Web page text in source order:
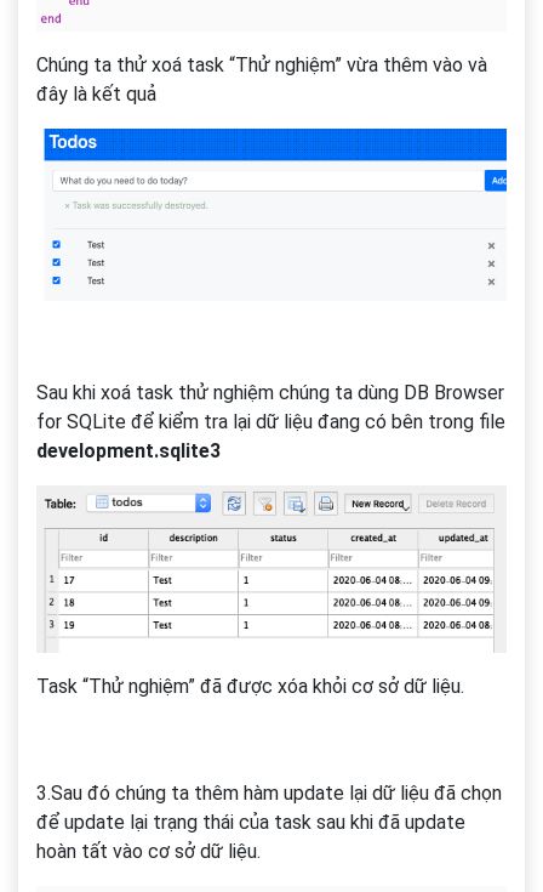
Chúng ta thử xoá task “Thử nghiệm” vừa thêm vào và
đây là kết quả
Sau khi xoá task thử nghiệm chúng ta dùng DB Browser
for SQLite để kiểm tra lại dữ liệu đang có bên trong file
development.sqlite3
Task “Thử nghiệm” đã được xóa khỏi cơ sở dữ liệu.
3.Sau đó chúng ta thêm hàm update lại dữ liệu đã chọn
để update lại trạng thái của task sau khi đã update
hoàn tất vào cơ sở dữ liệu.